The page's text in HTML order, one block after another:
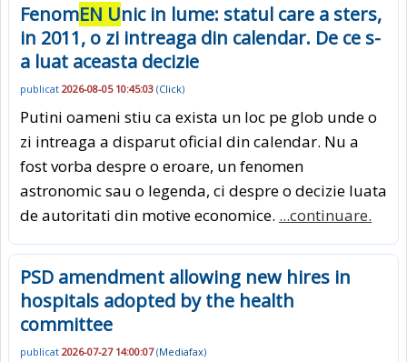
FenomEN Unic in lume: statul care a sters,
in 2011, o zi intreaga din calendar. De ce s-
a luat aceasta decizie
publicat 2026-08-05 10:45:03 (Click)
Putini oameni stiu ca exista un loc pe glob unde o
zi intreaga a disparut oficial din calendar. Nu a
fost vorba despre o eroare, un fenomen
astronomic sau o legenda, ci despre o decizie luata
de autoritati din motive economice. ...continuare.
PSD amendment allowing new hires in
hospitals adopted by the health
committee
publicat 2026-07-27 14:00:07(Mediafax)